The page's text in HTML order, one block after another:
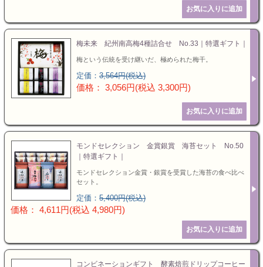
梅未来 紀州南高梅4種詰合せ No.33｜特選ギフト｜
梅という伝統を受け継いだ、極められた梅干。
定価： 3,564円(税込)
価格： 3,056円(税込 3,300円)
モンドセレクション 金賞銀賞 海苔セット No.50
｜特選ギフト｜
モンドセレクション金賞・銀賞を受賞した海苔の食べ比べ
セット。
定価： 5,400円(税込)
価格： 4,611円(税込 4,980円)
コンビネーションギフト 酵素焙煎ドリップコーヒー